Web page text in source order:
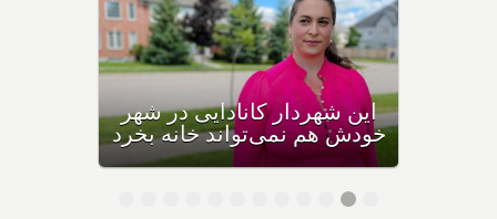
فرار بزرگ کانادایی‌ها از
شهرهای بزرگ و گران به دیگر
نقاط شدت گرفت